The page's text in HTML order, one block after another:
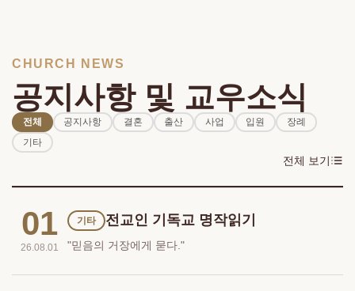
CHURCH NEWS
공지사항 및 교우소식
전체 공지사항 결혼 출산 사업 입원
장례
기타
전체 보기
01
26.08.01
기타 전교인 기독교 명작읽기
"믿음의 거장에게 묻다."